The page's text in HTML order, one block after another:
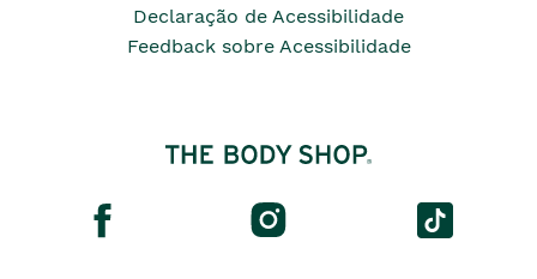
Declaração de Acessibilidade
Feedback sobre Acessibilidade